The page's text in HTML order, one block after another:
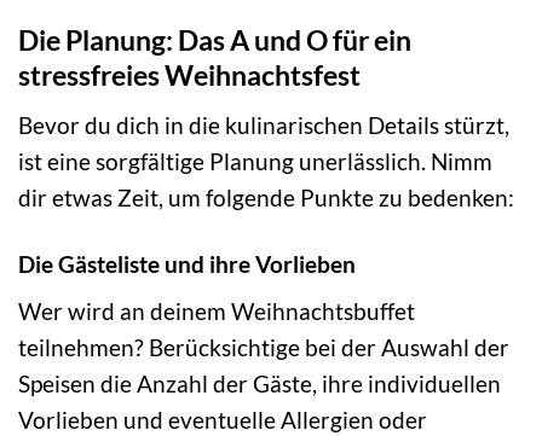
Die Planung: Das A und O für ein
stressfreies Weihnachtsfest
Bevor du dich in die kulinarischen Details stürzt,
ist eine sorgfältige Planung unerlässlich. Nimm
dir etwas Zeit, um folgende Punkte zu bedenken:
Die Gästeliste und ihre Vorlieben
Wer wird an deinem Weihnachtsbuffet
teilnehmen? Berücksichtige bei der Auswahl der
Speisen die Anzahl der Gäste, ihre individuellen
Vorlieben und eventuelle Allergien oder